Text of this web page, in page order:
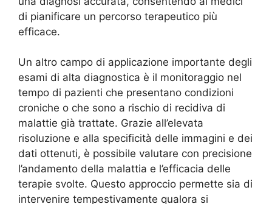
di pianificare un percorso terapeutico più
efficace.
Un altro campo di applicazione importante degli
esami di alta diagnostica è il monitoraggio nel
tempo di pazienti che presentano condizioni
croniche o che sono a rischio di recidiva di
malattie già trattate. Grazie all’elevata
risoluzione e alla specificità delle immagini e dei
dati ottenuti, è possibile valutare con precisione
l’andamento della malattia e l’efficacia delle
terapie svolte. Questo approccio permette sia di
intervenire tempestivamente qualora si